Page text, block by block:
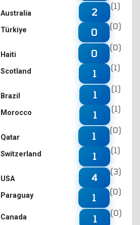
Australia
Türkiye
2
(1)
0
(0)
Haiti
Scotland
0
(0)
1
(1)
Brazil
Morocco
1
(1)
1
(1)
Qatar
Switzerland
1
(0)
1
(1)
USA
Paraguay
4
(3)
1
(0)
Canada
1
(0)